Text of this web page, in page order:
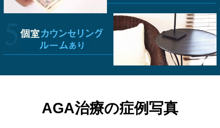
AGA治療の症例写真